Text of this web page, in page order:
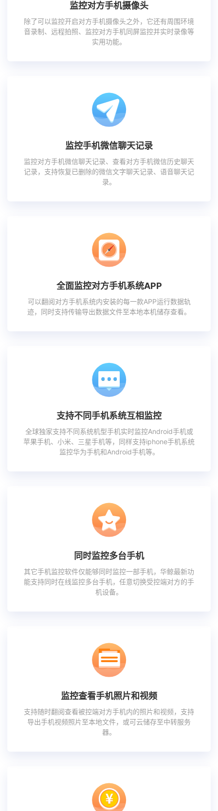
监控对方手机摄像头
除了可以监控开启对方手机摄像头之外，它还有周围环境
音录制、远程拍照、监控对方手机同屏监控并实时录像等
实用功能。
监控手机微信聊天记录
监控对方手机微信聊天记录、查看对方手机微信历史聊天
记录，支持恢复已删除的微信文字聊天记录、语音聊天记
录。
全面监控对方手机系统APP
可以翻阅对方手机系统内安装的每一款APP运行数据轨
迹，同时支持传输导出数据文件至本地本机储存查看。
支持不同手机系统互相监控
全球独家支持不同系统机型手机实时监控Android手机或
苹果手机、小米、三星手机等，同样支持iphone手机系统
监控华为手机和Android手机等。
同时监控多台手机
其它手机监控软件仅能够同时监控一部手机，华鲸最新功
能支持同时在线监控多台手机，任意切换受控端对方的手
机设备。
监控查看手机照片和视频
支持随时翻阅查看被控端对方手机内的照片和视频，支持
导出手机视频照片至本地文件，或可云储存至中转服务
器。